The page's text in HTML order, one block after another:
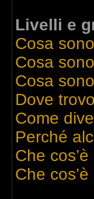
Livelli e
Cosa
Cosa
Cosa
Dove
Come
Perché
Che
Che